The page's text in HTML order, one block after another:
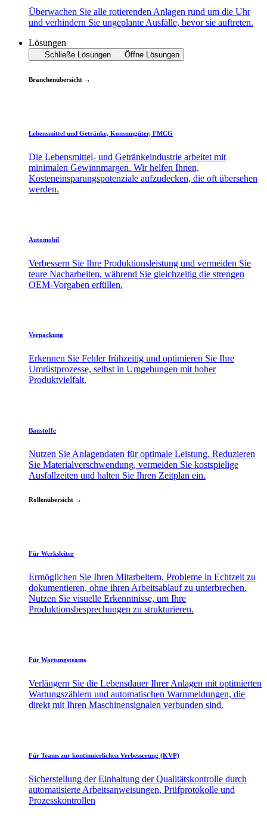
Überwachen Sie alle rotierenden Anlagen rund um die Uhr
und verhindern Sie ungeplante Ausfälle, bevor sie auftreten.
Lösungen
Schließe Lösungen Öffne Lösungen
Branchenübersicht →
Lebensmittel und Getränke, Konsumgüter, FMCG
Die Lebensmittel- und Getränkeindustrie arbeitet mit
minimalen Gewinnmargen. Wir helfen Ihnen,
Kosteneinsparungspotenziale aufzudecken, die oft übersehen
werden.
Automobil
Verbessern Sie Ihre Produktionsleistung und vermeiden Sie
teure Nacharbeiten, während Sie gleichzeitig die strengen
OEM-Vorgaben erfüllen.
Verpackung
Erkennen Sie Fehler frühzeitig und optimieren Sie Ihre
Umrüstprozesse, selbst in Umgebungen mit hoher
Produktvielfalt.
Baustoffe
Nutzen Sie Anlagendaten für optimale Leistung. Reduzieren
Sie Materialverschwendung, vermeiden Sie kostspielige
Ausfallzeiten und halten Sie Ihren Zeitplan ein.
Rollenübersicht →
Für Werksleiter
Ermöglichen Sie Ihren Mitarbeitern, Probleme in Echtzeit zu
dokumentieren, ohne ihren Arbeitsablauf zu unterbrechen.
Nutzen Sie visuelle Erkenntnisse, um Ihre
Produktionsbesprechungen zu strukturieren.
Für Wartungsteams
Verlängern Sie die Lebensdauer Ihrer Anlagen mit optimierten
Wartungszählern und automatischen Warnmeldungen, die
direkt mit Ihren Maschinensignalen verbunden sind.
Für Teams zur kontinuierlichen Verbesserung (KVP)
Sicherstellung der Einhaltung der Qualitätskontrolle durch
automatisierte Arbeitsanweisungen, Prüfprotokolle und
Prozesskontrollen